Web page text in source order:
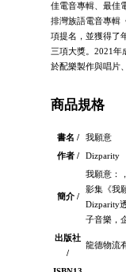
佳電音專輯、最佳
排灣族語電音專輯
項提名，並獲得了
三項大獎。2021年
於配樂製作與唱片
商品規格
書名 /
我願意
作者 /
Dizparity
簡介 /
我願意：
影集《我
Dizparity
子音樂，
出版社
/
龍德物流